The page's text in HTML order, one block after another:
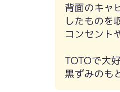
背面のキャ
したものを
コンセント
TOTOで大
黒ずみのも